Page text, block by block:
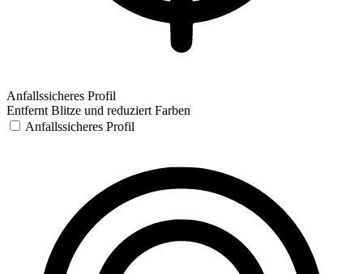
Anfallssicheres Profil
Entfernt Blitze und reduziert Farben
Anfallssicheres Profil